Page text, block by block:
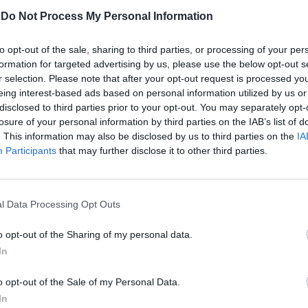
Do Not Process My Personal Information
opt-out of the sale, sharing to third parties, or processing of your
for targeted advertising by us, please use the below opt-out
selection. Please note that after your opt-out request is processed
interest-based ads based on personal information utilized by us
to third parties prior to your opt-out. You may separately
of your personal information by third parties on the IAB’s list of
This information may also be disclosed by us to third parties on the
Participants that may further disclose it to other third parties.
Data Processing Opt Outs
opt-out of the Sharing of my personal data.
opt-out of the Sale of my Personal Data.
della GdF sono stati delegati dalla
belga sulla base dell’assistenza
i due Paesi. Ma non si esclude che
settimane sarà aperto di un fascicolo
su cui non ci sarebbe
da Bruxelles, in virtù del quale gli
italiani potranno adottare iniziative
Nel frattempo il giudice istruttore
e il magistrato della procura federale
hanno chiesto alcune settimane
I titolari belgi dell'indagine sulla
pronti a uno scambio di informazioni
visto che la procura di Milano
autonomo con l'ipotesi di riciclaggio.